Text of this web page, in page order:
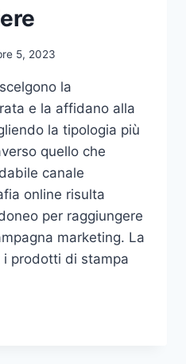
5, 2023
la
e la affidano alla
la tipologia più
quello che
canale
online risulta
per raggiungere
marketing. La
prodotti di stampa